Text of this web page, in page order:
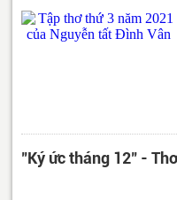
"Ký ức tháng 12" -